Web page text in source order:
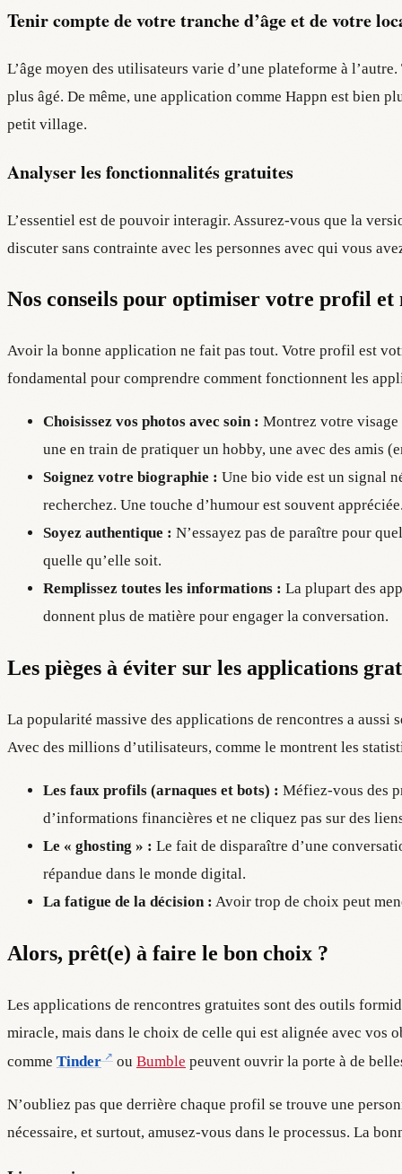
Tenir compte de votre tranche d’âge et de votre
L’âge moyen des utilisateurs varie d’une plateforme à
plus âgé. De même, une application comme Happn est bien
petit village.
Analyser les fonctionnalités gratuites
L’essentiel est de pouvoir interagir. Assurez-vous que la
discuter sans contrainte avec les personnes avec qui vous
Nos conseils pour optimiser votre profil et
Avoir la bonne application ne fait pas tout. Votre profil est
fondamental pour comprendre comment fonctionnent les
Choisissez vos photos avec soin : Montrez votre visage
une en train de pratiquer un hobby, une avec des amis
Soignez votre biographie : Une bio vide est un signal
recherchez. Une touche d’humour est souvent
Soyez authentique : N’essayez pas de paraître pour
quelle qu’elle soit.
Remplissez toutes les informations : La plupart des
donnent plus de matière pour engager la conversation.
Les pièges à éviter sur les applications
La popularité massive des applications de rencontres a aussi
Avec des millions d’utilisateurs, comme le montrent les
Les faux profils (arnaques et bots) : Méfiez-vous des
d’informations financières et ne cliquez pas sur des
Le « ghosting » : Le fait de disparaître d’une
répandue dans le monde digital.
La fatigue de la décision : Avoir trop de choix peut
Alors, prêt(e) à faire le bon choix ?
Les applications de rencontres gratuites sont des outils
miracle, mais dans le choix de celle qui est alignée avec vos
comme Tinder ou Bumble peuvent ouvrir la porte à de
N’oubliez pas que derrière chaque profil se trouve une
nécessaire, et surtout, amusez-vous dans le processus. La